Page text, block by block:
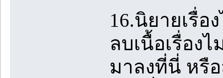
16.นิยายเรื่
ลบเนื้อเรื่อง
มาลงที่นี่ หรื